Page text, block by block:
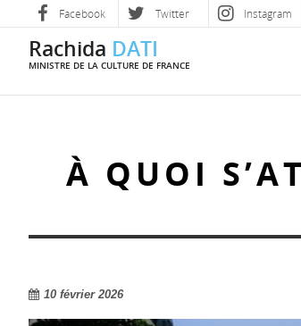
Facebook Twitter Instagram
Rachida DATI
MINISTRE DE LA CULTURE DE FRANCE
À QUOI
10 février 2026